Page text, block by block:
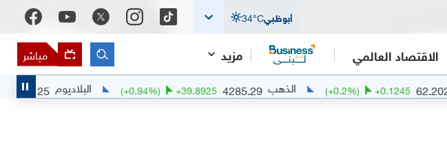
أبوظبي 34°C
الاقتصاد العالمي مزيد مباشر
+ 0.1245
+0.2%) الذهب 4285.29
+39.8925
(+ 0.94%) البلاديوم 1385.25
21.8489